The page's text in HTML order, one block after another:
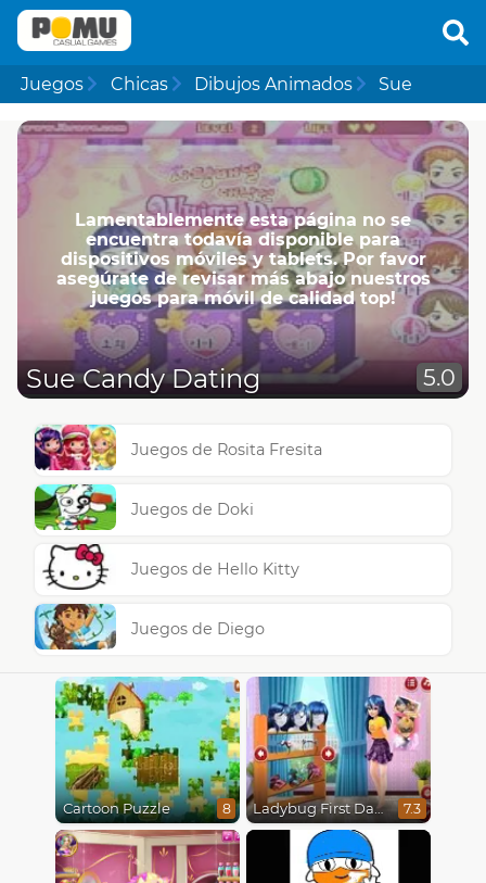
Juegos Chicas Dibujos Animados Sue
Lamentablemente esta página no se
encuentra todavía disponible para
dispositivos móviles y tablets. Por favor
asegúrate de revisar más abajo nuestros
juegos para móvil de calidad top!
Sue Candy Dating 5.0
Juegos de Rosita Fresita
Juegos de Doki
Juegos de Hello Kitty
Juegos de Diego
Cartoon Puzzle 8 Ladybug First Date 7.3